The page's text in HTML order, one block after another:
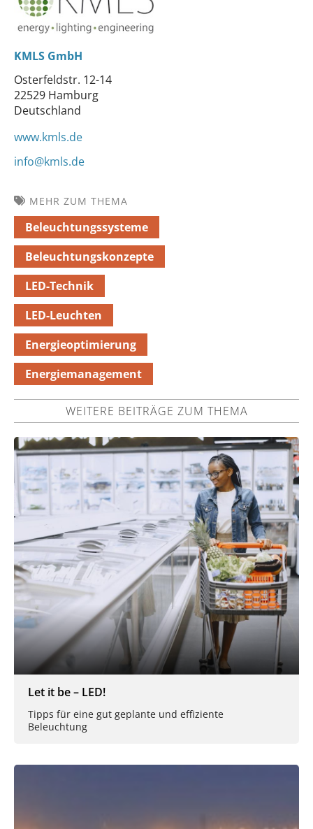
KMLS GmbH
Osterfeldstr. 12-14
22529 Hamburg
Deutschland
www.kmls.de
info@kmls.de
MEHR ZUM THEMA
Beleuchtungssysteme
Beleuchtungskonzepte
LED-Technik
LED-Leuchten
Energieoptimierung
Energiemanagement
WEITERE BEITRÄGE ZUM THEMA
Let it be – LED!
Tipps für eine gut geplante und effiziente
Beleuchtung